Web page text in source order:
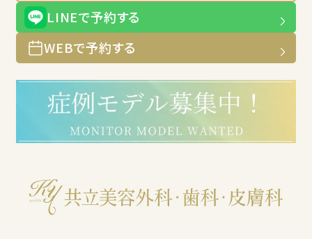
LINEで予約する
WEBで予約する